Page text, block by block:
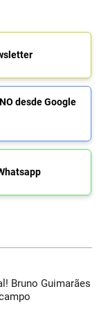
desde Google
Bruno Guimarães